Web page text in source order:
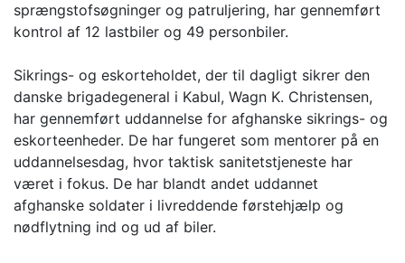
sprængstofsøgninger og patruljering, har gennemført
kontrol af 12 lastbiler og 49 personbiler.
Sikrings- og eskorteholdet, der til dagligt sikrer den
danske brigadegeneral i Kabul, Wagn K. Christensen,
har gennemført uddannelse for afghanske sikrings- og
eskorteenheder. De har fungeret som mentorer på en
uddannelsesdag, hvor taktisk sanitetstjeneste har
været i fokus. De har blandt andet uddannet
afghanske soldater i livreddende førstehjælp og
nødflytning ind og ud af biler.